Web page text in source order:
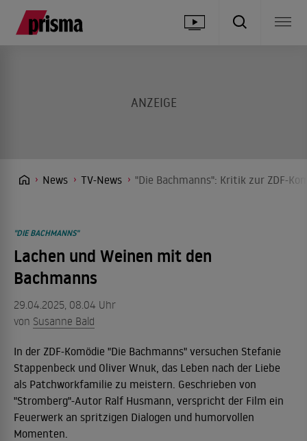
News TV-News "Die Bachmanns": Kritik zur ZDF-
"DIE BACHMANNS"
Lachen und Weinen mit den
Bachmanns
29.04.2025, 08.04 Uhr
von Susanne Bald
In der ZDF-Komödie "Die Bachmanns" versuchen Stefanie
Stappenbeck und Oliver Wnuk, das Leben nach der Liebe
als Patchworkfamilie zu meistern. Geschrieben von
"Stromberg"-Autor Ralf Husmann, verspricht der Film ein
Feuerwerk an spritzigen Dialogen und humorvollen
Momenten.